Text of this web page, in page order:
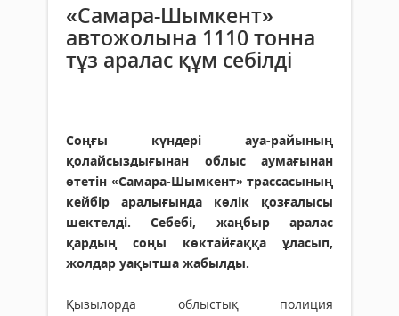
«Самара-Шымкент»
автожолына 1110 тонна
тұз аралас құм себілді
Соңғы күндері ауа-райының
қолайсыздығынан облыс аумағынан
өтетін «Самара-Шымкент» трассасының
кейбір аралығында көлік қозғалысы
шектелді. Себебі, жаңбыр аралас
қардың соңы көктайғаққа ұласып,
жолдар уақытша жабылды.
Қызылорда облыстық полиция